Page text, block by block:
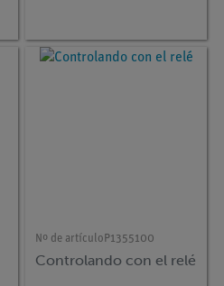
Nº de artículo P1355100
Controlando con el relé